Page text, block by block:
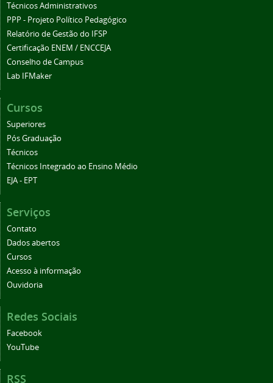
Técnicos Administrativos
PPP - Projeto Político Pedagógico
Relatório de Gestão do IFSP
Certificação ENEM / ENCCEJA
Conselho de Campus
Lab IFMaker
Cursos
Superiores
Pós Graduação
Técnicos
Técnicos Integrado ao Ensino Médio
EJA - EPT
Serviços
Contato
Dados abertos
Cursos
Acesso à informação
Ouvidoria
Redes Sociais
Facebook
YouTube
RSS